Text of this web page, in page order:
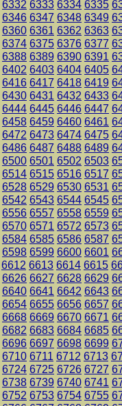
6332 6333 6334 6335
6346 6347 6348 6349
6360 6361 6362 6363
6374 6375 6376 6377
6388 6389 6390 6391
6402 6403 6404 6405
6416 6417 6418 6419
6430 6431 6432 6433
6444 6445 6446 6447
6458 6459 6460 6461
6472 6473 6474 6475
6486 6487 6488 6489
6500 6501 6502 6503
6514 6515 6516 6517
6528 6529 6530 6531
6542 6543 6544 6545
6556 6557 6558 6559
6570 6571 6572 6573
6584 6585 6586 6587
6598 6599 6600 6601
6612 6613 6614 6615
6626 6627 6628 6629
6640 6641 6642 6643
6654 6655 6656 6657
6668 6669 6670 6671
6682 6683 6684 6685
6696 6697 6698 6699
6710 6711 6712 6713
6724 6725 6726 6727
6738 6739 6740 6741
6752 6753 6754 6755